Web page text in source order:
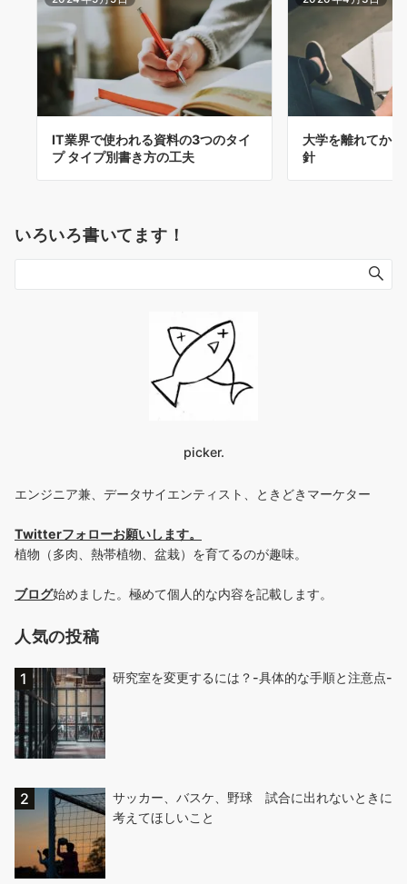
IT業界で使われる資料の3つのタイ
プ タイプ別書き方の工夫
大学を離れてか
針
いろいろ書いてます！
picker.
エンジニア兼、データサイエンティスト、ときどきマーケター
Twitterフォローお願いします。
植物（多肉、熱帯植物、盆栽）を育てるのが趣味。
ブログ始めました。極めて個人的な内容を記載します。
人気の投稿
研究室を変更するには？-具体的な手順と注意点-
サッカー、バスケ、野球 試合に出れないときに
考えてほしいこと